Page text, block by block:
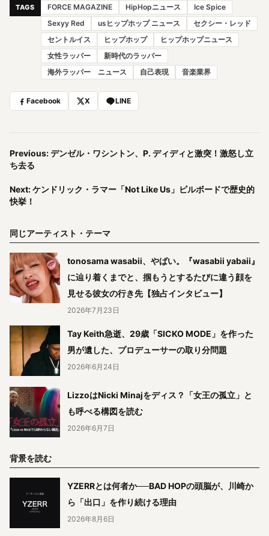
TAGS FORCE MAGAZINE HipHopニュース
Ice Spice
Sexyy Red
usヒップホップ ニュース
セクシー・レッド
セントルイス
ヒップホップ
ヒップホップニュース
女性ラッパー
新時代のラッパー
海外ラッパー ニュース
自己表現 音楽業界
Facebook X LINE
Previous: デンゼル・ワシントン、P. ディディと激突！激怒し立
ち去る
Next: ケンドリック・ラマー「Not Like Us」ビルボードで歴史的
快挙！
同じアーティスト・テーマ
tonosama wasabii、やばい。『wasabii yabaii』
に辿り着くまでと、掴もうとするたびに違う顔を
見せる彼女の行き先【独占インタビュー】
2026年7月23日
Tay Keith急逝、29歳「SICKO MODE」を作った
男が遺した、プロデューサーの取り分問題
2026年6月24日
LizzoはNicki Minajをディス？「女王の孤立」と
も呼べる構図を読む
2026年6月7日
背景を読む
YZERRとは何者か──BAD HOPの頭脳が、川崎か
ら「出口」を作り続ける理由
2026年8月6日